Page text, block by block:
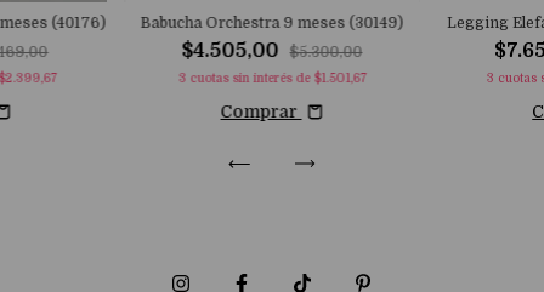
(40176)
Babucha Orchestra 9 meses (30149)
$4.505,00 $5.300,00
3 cuotas sin interés de $1.501,67
Comprar
Legging
3 cuotas